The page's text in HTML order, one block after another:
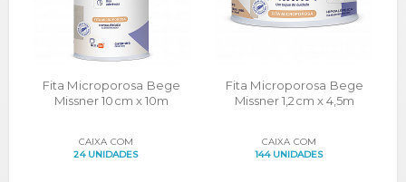
Fita Microporosa Bege
Missner 10cm x 10m
CAIXA COM
24 UNIDADES
Fita Microporosa Bege
Missner 1,2cm x 4,5m
CAIXA COM
144 UNIDADES